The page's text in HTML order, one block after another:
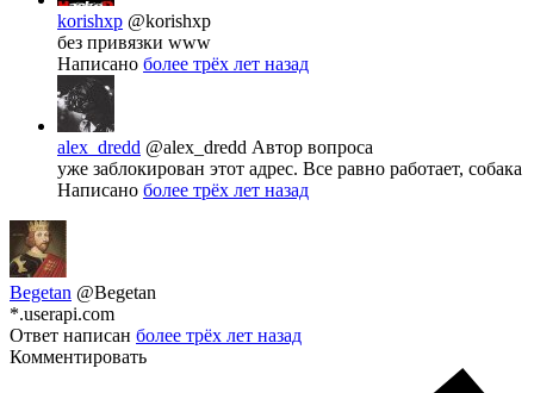
korishxp @korishxp
без привязки www
Написано более трёх лет назад
alex_dredd @alex_dredd Автор вопроса
уже заблокирован этот адрес. Все равно работает, собака
Написано более трёх лет назад
Begetan @Begetan
*.userapi.com
Ответ написан более трёх лет назад
Комментировать